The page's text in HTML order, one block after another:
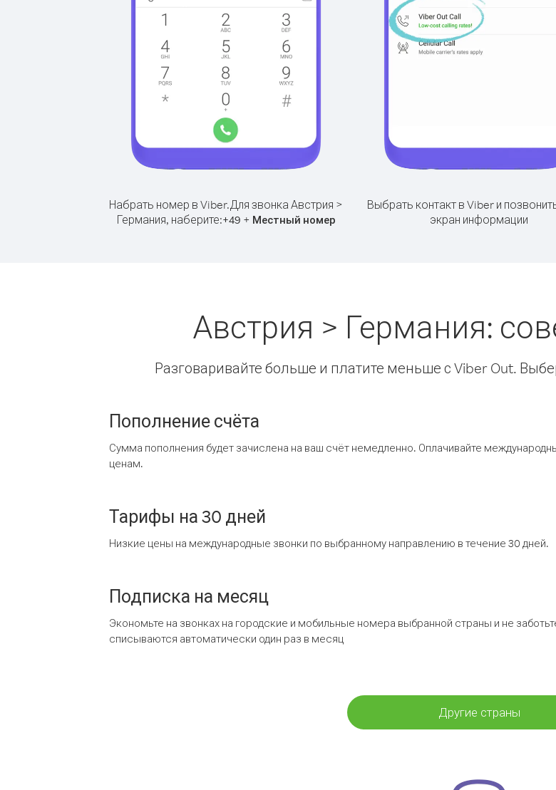
Набрать номер в Viber.Для звонка Австрия >
Германия, наберите:+49 + Местный номер
Выбрать контакт в Viber и
экран информации
Австрия > Германия:
Разговаривайте больше и платите меньше с Viber Out.
Пополнение счёта
Сумма пополнения будет зачислена на ваш счёт немедленно. Оплачивайте
ценам.
Тарифы на 30 дней
Низкие цены на международные звонки по выбранному направлению в течение 30 дней.
Подписка на месяц
Экономьте на звонках на городские и мобильные номера выбранной страны и не
списываются автоматически один раз в месяц
Другие страны